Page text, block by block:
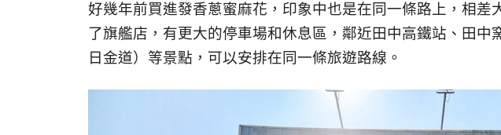
好幾年前買進發香蔥蜜麻花，印象中也是在同一條路上，相差
了旗艦店，有更大的停車場和休息區，鄰近田中高鐵站、田中
日金道）等景點，可以安排在同一條旅遊路線。